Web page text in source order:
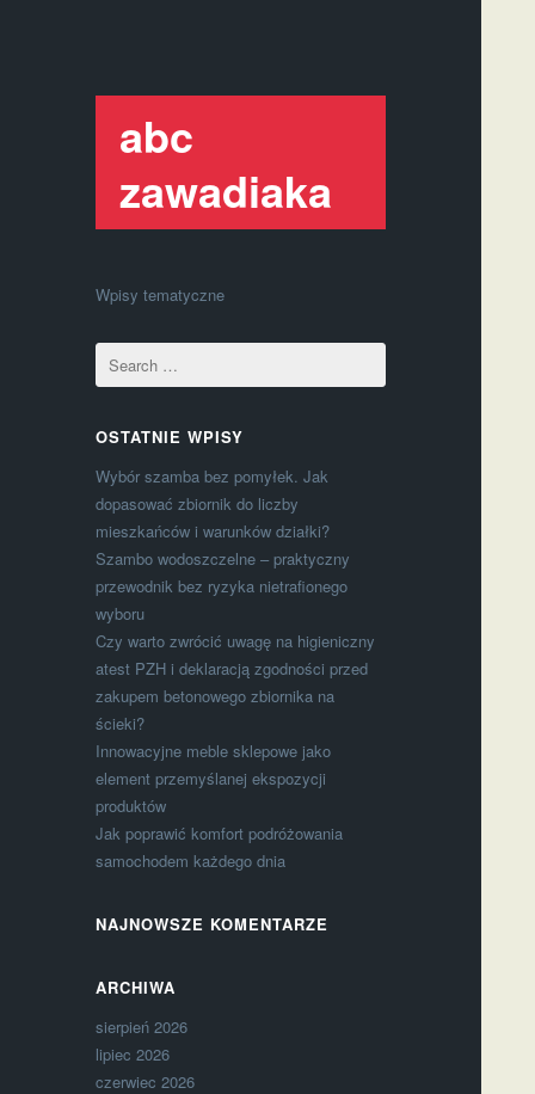
abc
zawadiaka
Wpisy tematyczne
OSTATNIE WPISY
Wybór szamba bez pomyłek. Jak
dopasować zbiornik do liczby
mieszkańców i warunków działki?
Szambo wodoszczelne – praktyczny
przewodnik bez ryzyka nietrafionego
wyboru
Czy warto zwrócić uwagę na higieniczny
atest PZH i deklaracją zgodności przed
zakupem betonowego zbiornika na
ścieki?
Innowacyjne meble sklepowe jako
element przemyślanej ekspozycji
produktów
Jak poprawić komfort podróżowania
samochodem każdego dnia
NAJNOWSZE KOMENTARZE
ARCHIWA
sierpień 2026
lipiec 2026
czerwiec 2026